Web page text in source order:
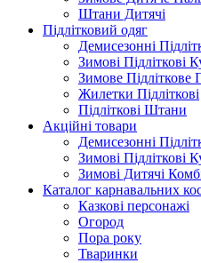
Штани Дитячі
Підлітковий одяг
Демисезонні
Зимові Підліткові
Зимове Підліткове
Жилетки Підліткові
Підліткові Штани
Акційні товари
Демисезонні
Зимові Підліткові
Зимові Дитячі
Каталог карнавальних
Казкові персонажі
Огород
Пора року
Тваринки